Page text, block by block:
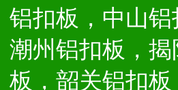
铝扣板，中山
潮州铝扣板，
板，韶关铝扣